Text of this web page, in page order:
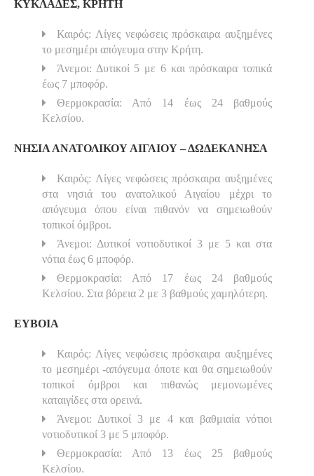
ΚΥΚΛΑΔΕΣ, ΚΡΗΤΗ
Καιρός: Λίγες νεφώσεις πρόσκαιρα αυξημένες
το μεσημέρι απόγευμα στην Κρήτη.
Άνεμοι: Δυτικοί 5 με 6 και πρόσκαιρα τοπικά
έως 7 μποφόρ.
Θερμοκρασία: Από 14 έως 24 βαθμούς
Κελσίου.
ΝΗΣΙΑ ΑΝΑΤΟΛΙΚΟΥ ΑΙΓΑΙΟΥ – ΔΩΔΕΚΑΝΗΣΑ
Καιρός: Λίγες νεφώσεις πρόσκαιρα αυξημένες
στα νησιά του ανατολικού Αιγαίου μέχρι το
απόγευμα όπου είναι πιθανόν να σημειωθούν
τοπικοί όμβροι.
Άνεμοι: Δυτικοί νοτιοδυτικοί 3 με 5 και στα
νότια έως 6 μποφόρ.
Θερμοκρασία: Από 17 έως 24 βαθμούς
Κελσίου. Στα βόρεια 2 με 3 βαθμούς χαμηλότερη.
ΕΥΒΟΙΑ
Καιρός: Λίγες νεφώσεις πρόσκαιρα αυξημένες
το μεσημέρι -απόγευμα όποτε και θα σημειωθούν
τοπικοί όμβροι και πιθανώς μεμονωμένες
καταιγίδες στα ορεινά.
Άνεμοι: Δυτικοί 3 με 4 και βαθμιαία νότιοι
νοτιοδυτικοί 3 με 5 μποφόρ.
Θερμοκρασία: Από 13 έως 25 βαθμούς
Κελσίου.